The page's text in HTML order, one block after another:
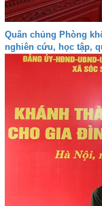
Quân chủng Phòng
nghiên cứu, học tập,
nghị lần thứ ba Ban